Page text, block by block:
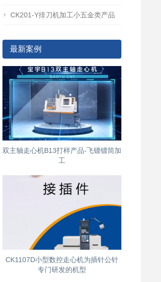
CK201-Y排刀机加工小五金类产品
最新案例
双主轴走心机B13打样产品-飞镖镖筒加
工
CK1107D小型数控走心机为插针公针
专门研发的机型